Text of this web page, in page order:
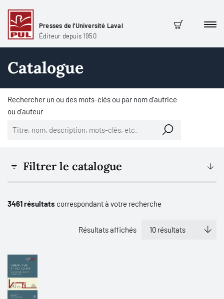
Presses de l'Université Laval
Éditeur depuis 1950
Panier
Catalogue
Rechercher un ou des mots-clés ou par nom d'autrice
ou d'auteur
Filtrer le catalogue
3461 résultats correspondant à votre recherche
Résultats affichés